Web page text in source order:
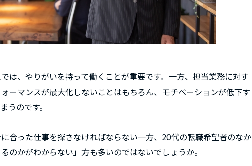
は、やりがいを持って働くことが重要です。一方、担当業務に対す
ーマンスが最大化しないことはもちろん、モチベーションが低下す
うのです。
合った仕事を探さなければならない一方、20代の転職希望者のなか
のかがわからない」方も多いのではないでしょうか。